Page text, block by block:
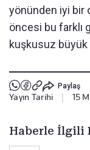
yönünden iyi bir
öncesi bu farklı
kuşkusuz
Paylaş
Yayın Tarihi 15
Haberle İlgili